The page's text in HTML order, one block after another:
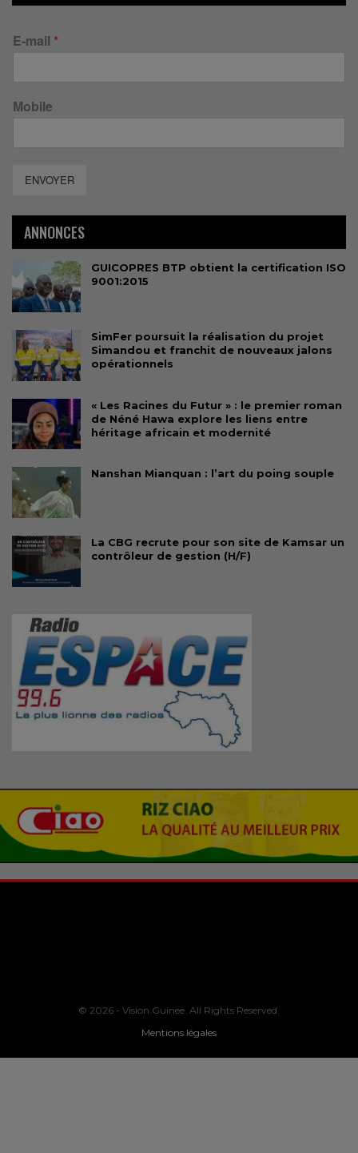
E-mail *
Mobile
ENVOYER
ANNONCES
GUICOPRES BTP obtient la certification ISO
9001:2015
SimFer poursuit la réalisation du projet
Simandou et franchit de nouveaux jalons
opérationnels
« Les Racines du Futur » : le premier roman
de Néné Hawa explore les liens entre
héritage africain et modernité
Nanshan Mianquan : l’art du poing souple
La CBG recrute pour son site de Kamsar un
contrôleur de gestion (H/F)
© 2026 - Vision Guinee. All Rights Reserved.
Mentions légales